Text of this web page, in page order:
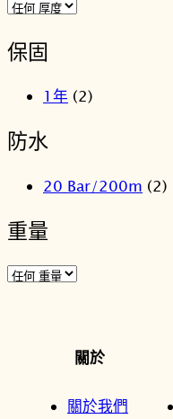
保固
1年 (2)
防水
20 Bar/200m (2)
重量
關於
關於我們